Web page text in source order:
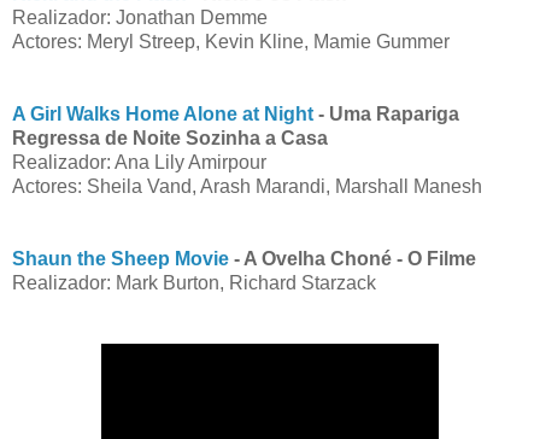
Realizador: Jonathan Demme
Actores: Meryl Streep, Kevin Kline, Mamie Gummer
A Girl Walks Home Alone at Night - Uma Rapariga
Regressa de Noite Sozinha a Casa
Realizador: Ana Lily Amirpour
Actores: Sheila Vand, Arash Marandi, Marshall Manesh
Shaun the Sheep Movie - A Ovelha Choné - O Filme
Realizador: Mark Burton, Richard Starzack